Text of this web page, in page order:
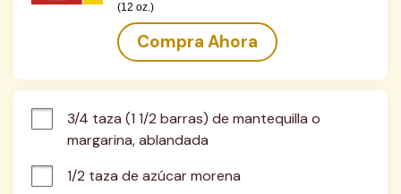
(12 oz.)
Compra Ahora
3/4 taza (1 1/2 barras) de mantequilla o
margarina, ablandada
1/2 taza de azúcar morena